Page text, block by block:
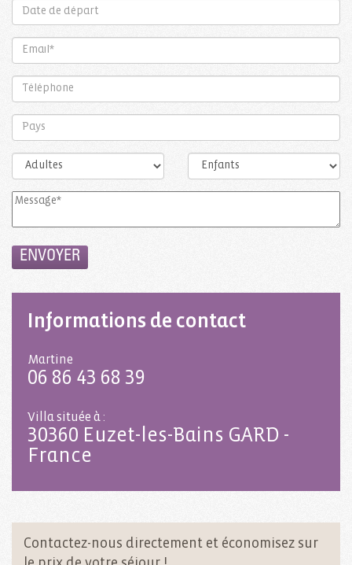
Informations de contact
Martine
06 86 43 68 39
Villa située à :
30360 Euzet-les-Bains GARD -
France
Contactez-nous directement et économisez sur